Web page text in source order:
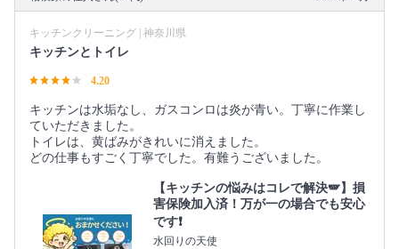
キッチンクリーニング | 神奈川県
キッチンとトイレ
4.20
キッチンは水垢なし、ガスコンロは炎が青い。丁寧に作業し
ていただきました。
トイレは、黄ばみがきれいに消えました。
どの仕事もすごく丁寧でした。有難うございました。
【キッチンの悩みはコレで解決🪽】損
害保険加入済！万が一の場合でも安心
です❗️
水回りの天使